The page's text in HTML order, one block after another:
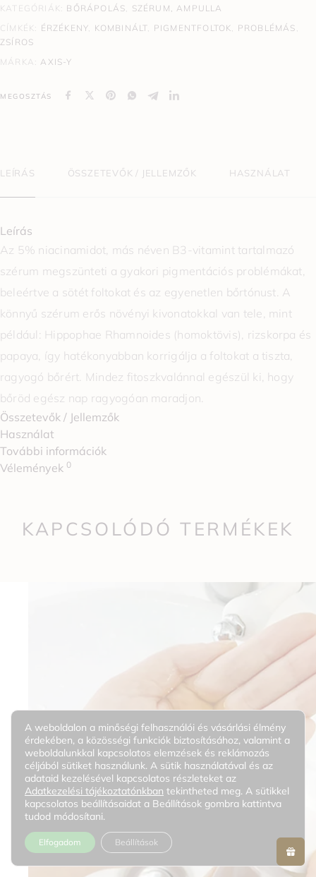
KATEGÓRIÁK: BŐRÁPOLÁS, SZÉRUM, AMPULLA
CÍMKÉK: ÉRZÉKENY, KOMBINÁLT, PIGMENTFOLTOK, PROBLÉMÁS ,
ZSÍROS
MÁRKA:AXIS-Y
MEGOSZTÁS
LEÍRÁS ÖSSZETEVŐK / JELLEMZŐK HASZNÁLAT
Leírás
Az 5% niacinamidot, más néven B3-vitamint tartalmazó
szérum megszünteti a gyakori pigmentációs problémákat,
beleértve a sötét foltokat és az egyenetlen bőrtónust. A
könnyű szérum erős növényi kivonatokkal van tele, mint
például: Hippophae Rhamnoides (homoktövis), rizskorpa és
papaya, így hatékonyabban korrigálja a foltokat a tiszta,
ragyogó bőrért. Mindez fitoszkvalánnal egészül ki, hogy
bőröd egész nap ragyogóan maradjon.
Összetevők / Jellemzők
Használat
További információk
Vélemények 0
KAPCSOLÓDÓ TERMÉKEK
A weboldalon a minőségi felhasználói és vásárlási élmény
érdekében, a közösségi funkciók biztosításához, valamint a
weboldalunkkal kapcsolatos elemzések és reklámozás
céljából sütiket használunk. A sütik használatával és az
adataid kezelésével kapcsolatos részleteket az
Adatkezelési tájékoztatónkban tekintheted meg. A sütikkel
kapcsolatos beállításaidat a Beállítások gombra kattintva
tudod módosítani.
Elfogadom Beállítások